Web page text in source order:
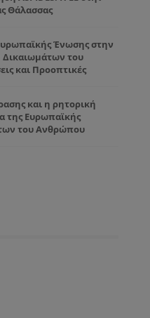
Θάλασσας
Ένωσης στην
του
και Προοπτικές
και η ρητορική
της Ευρωπαϊκής
του Ανθρώπου